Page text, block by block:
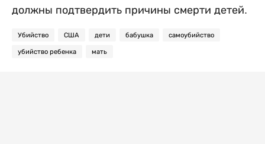
должны подтвердить причины смерти детей.
Убийство США дети бабушка самоубийство
убийство ребенка мать